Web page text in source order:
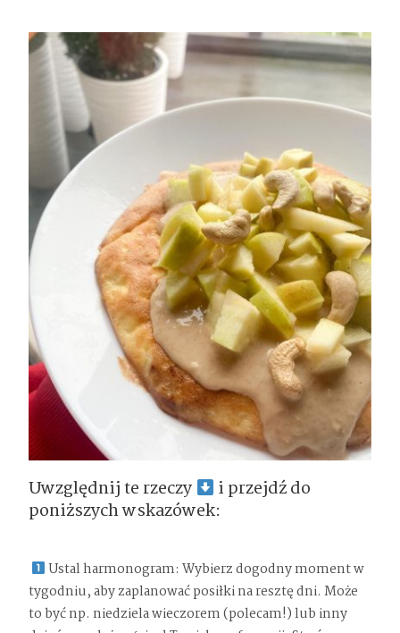
Uwzględnij te rzeczy
i przejdź do
poniższych wskazówek:
Ustal harmonogram: Wybierz dogodny moment w
tygodniu, aby zaplanować posiłki na resztę dni. Może
to być np. niedziela wieczorem (polecam!) lub inny